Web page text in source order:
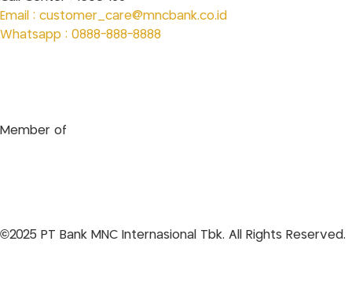
Email : customer_care@mncbank.co.id
Whatsapp : 0888-888-8888
Member of
©2025 PT Bank MNC Internasional Tbk. All Rights Reserved.